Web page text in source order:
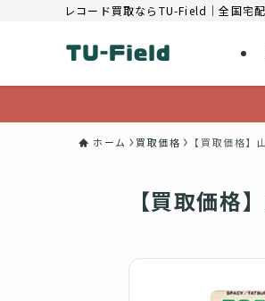
レコード買取ならTU-Field｜全国宅
ホーム 買取価格 【買取価格】
【買取価格